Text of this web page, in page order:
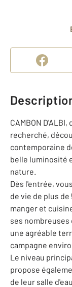
CAMBON
recherché,
contemporaine
belle luminosité
nature.
Dès l'entrée,
de vie de plus de
manger et
ses
une agréable
campagne
Le niveau
propose
de leur salle